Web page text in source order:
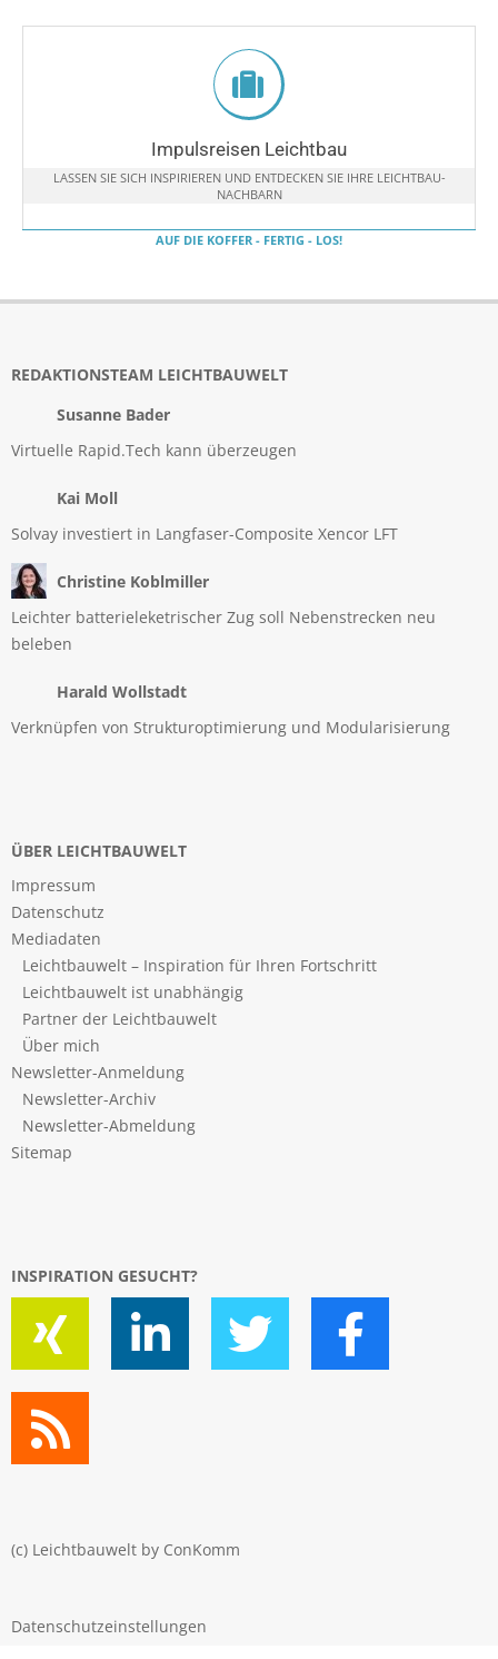
Impulsreisen Leichtbau
LASSEN SIE SICH INSPIRIEREN UND ENTDECKEN SIE IHRE LEICHTBAU-
NACHBARN
AUF DIE KOFFER - FERTIG - LOS!
REDAKTIONSTEAM LEICHTBAUWELT
Susanne Bader
Virtuelle Rapid.Tech kann überzeugen
Kai Moll
Solvay investiert in Langfaser-Composite Xencor LFT
Christine Koblmiller
Leichter batterieleketrischer Zug soll Nebenstrecken neu
beleben
Harald Wollstadt
Verknüpfen von Strukturoptimierung und Modularisierung
ÜBER LEICHTBAUWELT
Impressum
Datenschutz
Mediadaten
Leichtbauwelt – Inspiration für Ihren Fortschritt
Leichtbauwelt ist unabhängig
Partner der Leichtbauwelt
Über mich
Newsletter-Anmeldung
Newsletter-Archiv
Newsletter-Abmeldung
Sitemap
INSPIRATION GESUCHT?
(c) Leichtbauwelt by ConKomm
Datenschutzeinstellungen